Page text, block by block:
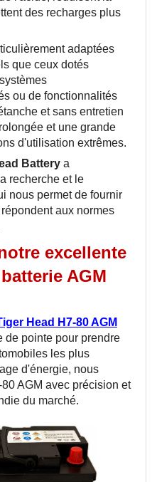
des recharges plus
adaptées
que ceux dotés
ou de fonctionnalités
et sans entretien
et une grande
d'utilisation extrêmes.
Battery a
recherche et le
nous permet de fournir
aux normes
excellente
AGM
Head H7-80 AGM
de pointe pour prendre
les plus
d'énergie, nous
AGM avec précision et
du marché.